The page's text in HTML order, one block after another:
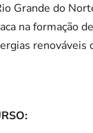
Grande do
na formação